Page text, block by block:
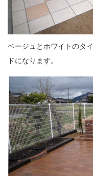
ベージュとホワイトのタ
ドになります。